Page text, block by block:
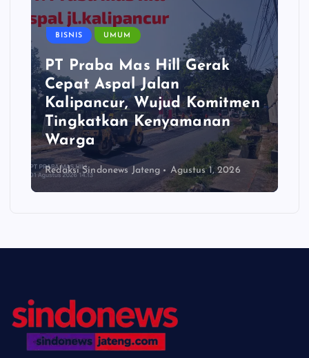
BISNIS UMUM
PT Praba Mas Hill Gerak
Cepat Aspal Jalan
Kalipancur, Wujud Komitmen
Tingkatkan Kenyamanan
Warga
Redaksi Sindonews Jateng Agustus 1, 2026